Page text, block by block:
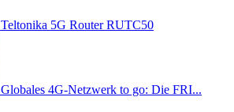
Teltonika 5G Router RUTC50
Globales 4G-Netzwerk to go: Die FRI...